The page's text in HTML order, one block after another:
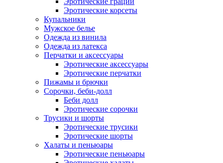
Эротические корсеты
Купальники
Мужское белье
Одежда из винила
Одежда из латекса
Перчатки и аксессуары
Эротические аксессуары
Эротические перчатки
Пижамы и брючки
Сорочки, беби-долл
Беби долл
Эротические сорочки
Трусики и шорты
Эротические трусики
Эротические шорты
Халаты и пеньюары
Эротические пеньюары